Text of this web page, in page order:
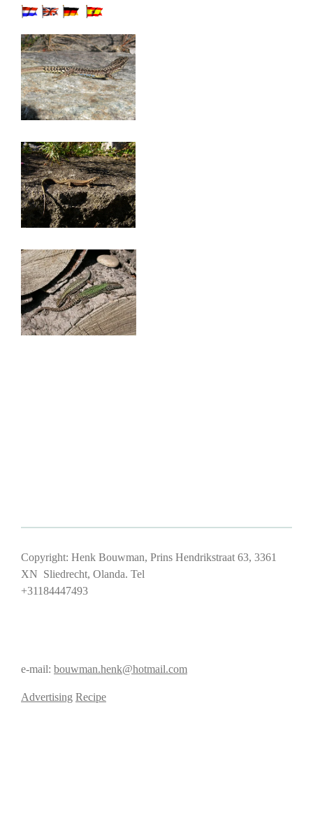
Copyright: Henk Bouwman, Prins Hendrikstraat 63, 3361
XN Sliedrecht, Olanda. Tel
+31184447493
e-mail: bouwman.henk@hotmail.com
Advertising Recipe